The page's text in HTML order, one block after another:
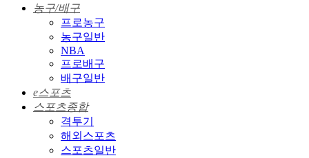
농구/배구
프로농구
농구일반
NBA
프로배구
배구일반
e스포츠
스포츠종합
격투기
해외스포츠
스포츠일반